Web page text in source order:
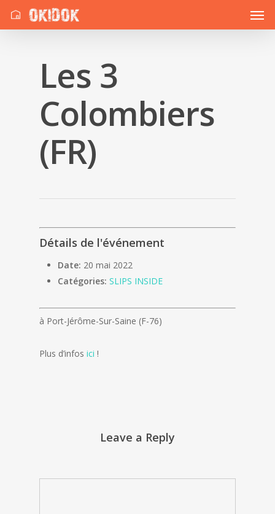
Les 3
Colombiers
(FR)
Détails de l'événement
Date: 20 mai 2022
Catégories: SLIPS INSIDE
à Port-Jérôme-Sur-Saine (F-76)
Plus d’infos ici !
Leave a Reply